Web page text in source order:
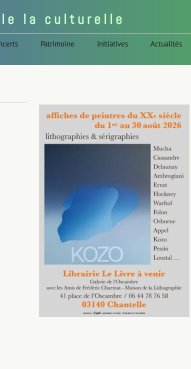
Patrimoine Initiatives Actualités
l e l a c u l t u r e l l e